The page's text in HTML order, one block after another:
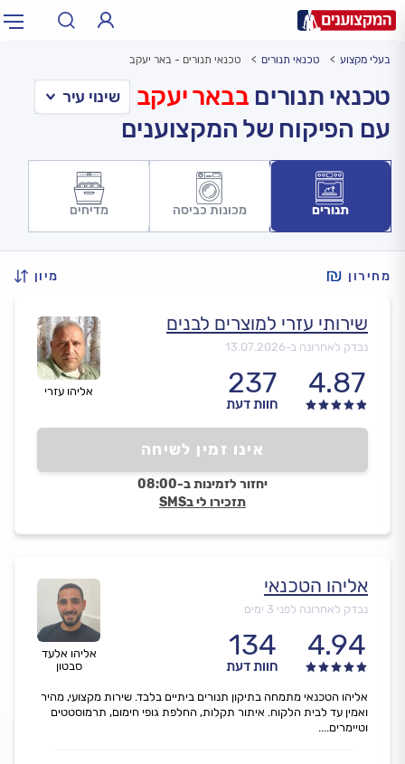
עירעיר: תל אביב, חיפה…
בעלי מקצוע טכנאי תנורים טכנאי תנורים - באר יעקב
טכנאי תנורים בבאר יעקב
עם הפיקוח של המקצוענים
תנורים מכונות כביסה מדיחים
מחירון מיון
אליהו עזרי
שירותי עזרי למוצרים לבנים
נבדק לאחרונה ב-13.07.2026
4.87
237
חוות דעת
אינו זמין לשיחה
יחזור לזמינות ב-08:00
תזכירו לי בSMS
אליהו אלעד
סבטון
אליהו הטכנאי
נבדק לאחרונה לפני 3 ימים
4.94
134
חוות דעת
אליהו הטכנאי מתמחה בתיקון תנורים ביתיים בלבד. שירות מקצועי, מהיר
ואמין עד לבית הלקוח. איתור תקלות, החלפת גופי חימום, תרמוסטטים
וטיימרים....